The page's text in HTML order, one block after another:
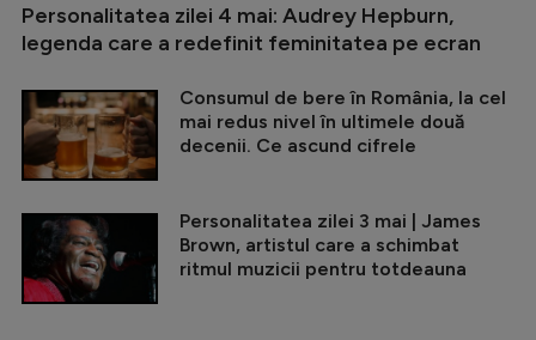
Personalitatea zilei 4 mai: Audrey Hepburn,
legenda care a redefinit feminitatea pe ecran
Consumul de bere în România, la cel
mai redus nivel în ultimele două
decenii. Ce ascund cifrele
Personalitatea zilei 3 mai | James
Brown, artistul care a schimbat
ritmul muzicii pentru totdeauna